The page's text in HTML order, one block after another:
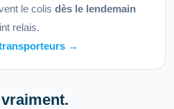
le colis dès le lendemain
relais.
→